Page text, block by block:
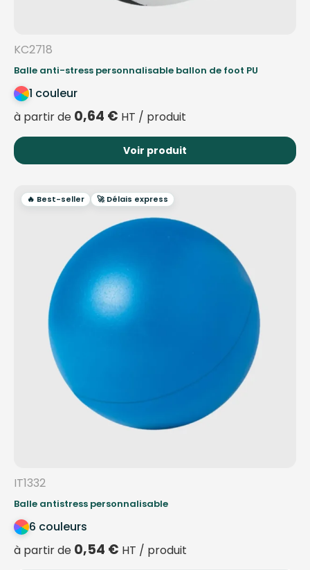
KC2718
Balle anti-stress personnalisable ballon de foot PU
1 couleur
à partir de 0,64 € HT / produit
Voir produit
🔥 Best-seller 🚀 Délais express
IT1332
Balle antistress personnalisable
6 couleurs
à partir de 0,54 € HT / produit